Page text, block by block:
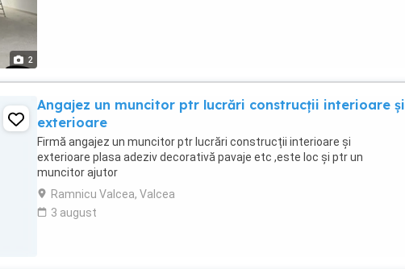
2
Angajez un muncitor ptr lucrări construcții interioare și
exterioare
Firmă angajez un muncitor ptr lucrări construcții interioare și
exterioare plasa adeziv decorativă pavaje etc ,este loc și ptr un
muncitor ajutor
Ramnicu Valcea, Valcea
3 august